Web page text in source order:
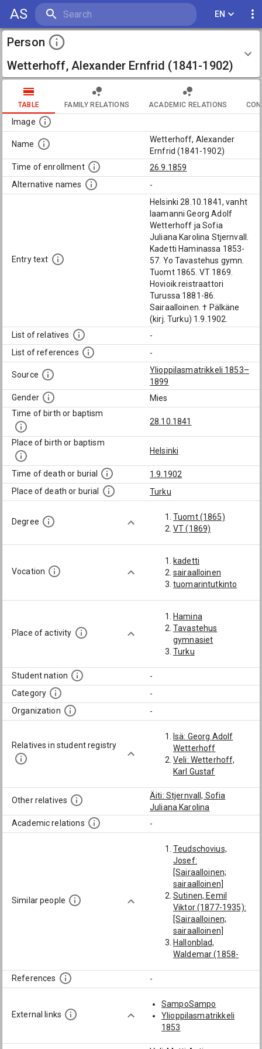
AS EN
Person
Wetterhoff, Alexander Ernfrid (1841-1902)
TABLE FAMILY RELATIONS ACADEMIC RELATIONS
Image
Name
Wetterhoff, Alexander
Ernfrid (1841-1902)
Time of enrollment
26.9.1859
Alternative names
-
Entry text
Helsinki 28.10.1841, vanht
laamanni Georg Adolf
Wetterhoff ja Sofia
Juliana Karolina Stjernvall.
Kadetti Haminassa 1853-
57. Yo Tavastehus gymn.
Tuomt 1865. VT 1869.
Hovioik.reistraattori
Turussa 1881-86.
Sairaalloinen. † Pälkäne
(kirj. Turku) 1.9.1902.
List of relatives
-
List of references
-
Source
Ylioppilasmatrikkeli 1853–
1899
Gender
Mies
Time of birth or baptism
28.10.1841
Place of birth or baptism
Helsinki
Time of death or burial
1.9.1902
Place of death or burial
Turku
Degree
Tuomt (1865)
VT (1869)
Vocation
kadetti
sairaalloinen
tuomarintutkinto
Place of activity
Hamina
Tavastehus
gymnasiet
Turku
Student nation
-
Category
-
Organization
-
Relatives in student registry
Isä: Georg Adolf
Wetterhoff
Veli: Wetterhoff,
Karl Gustaf
Other relatives
Äiti: Stjernvall, Sofia
Juliana Karolina
Academic relations
-
Similar people
Teudschovius,
Josef:
[Sairaalloinen;
sairaalloinen]
Sutinen, Eemil
Viktor (1877-1935):
[Sairaalloinen;
sairaalloinen]
Hallonblad,
Waldemar (1858-
sairaalloinen]
Rivell, John (1873-
1937):
[Sairaalloinen;
References -
External links
SampoSampo
Ylioppilasmatrikkeli
1853